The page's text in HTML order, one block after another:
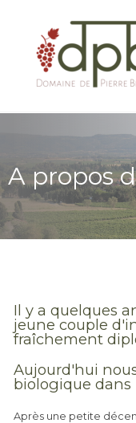
A propos
Il y a quelques
jeune couple
fraîchement
Aujourd'hui
biologique dans
Après une petite